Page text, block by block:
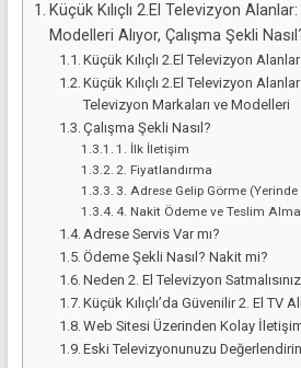
Küçük Kılıçlı 2.El Televizyon
Modelleri Alıyor, Çalışma Şekli
Küçük Kılıçlı 2.El Televizyon
Küçük Kılıçlı 2.El Televizyon Alanlar
Televizyon Markaları ve Modelleri
Çalışma Şekli Nasıl?
1. İlk İletişim
2. Fiyatlandırma
3. Adrese Gelip Görme
4. Nakit Ödeme ve Teslim Alma
Adrese Servis Var mı?
Ödeme Şekli Nasıl? Nakit mi?
Neden 2. El Televizyon
Küçük Kılıçlı’da Güvenilir 2. El TV
Web Sitesi Üzerinden Kolay
Eski Televizyonunuzu